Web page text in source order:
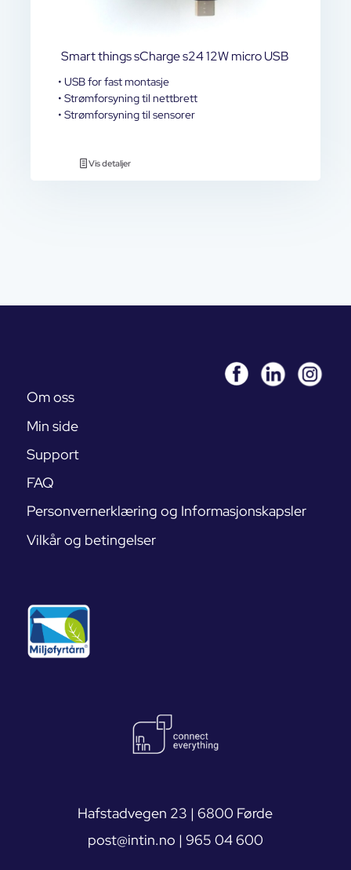
Smart things sCharge s24 12W micro USB
• USB for fast montasje
• Strømforsyning til nettbrett
• Strømforsyning til sensorer
Vis detaljer
Om oss
Min side
Support
FAQ
Personvernerklæring og Informasjonskapsler
Vilkår og betingelser
Hafstadvegen 23 | 6800 Førde
post@intin.no | 965 04 600